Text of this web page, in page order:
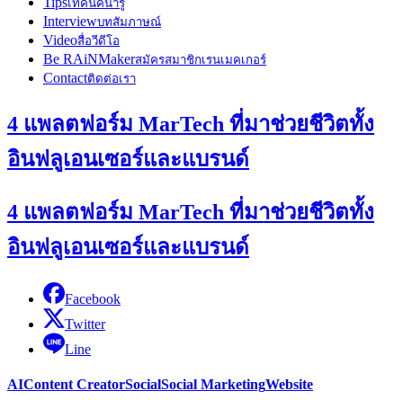
เทคนิคน่ารู้
Interviewบทสัมภาษณ์
Videoสื่อวีดีโอ
Be RAiNMakerสมัครสมาชิกเรนเมคเกอร์
Contactติดต่อเรา
4 แพลตฟอร์ม MarTech ที่มาช่วยชีวิตทั้ง
อินฟลูเอนเซอร์และแบรนด์
4 แพลตฟอร์ม MarTech ที่มาช่วยชีวิตทั้ง
อินฟลูเอนเซอร์และแบรนด์
Facebook
Twitter
Line
AIContent CreatorSocialSocial MarketingWebsite